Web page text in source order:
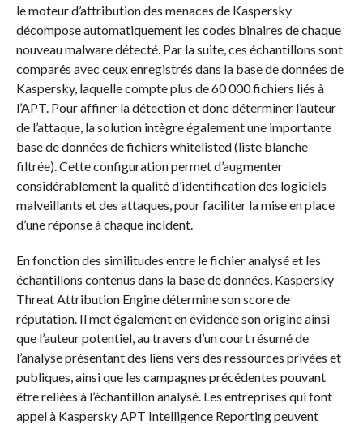
le moteur d’attribution des menaces de Kaspersky
décompose automatiquement les codes binaires de chaque
nouveau malware détecté. Par la suite, ces échantillons sont
comparés avec ceux enregistrés dans la base de données de
Kaspersky, laquelle compte plus de 60 000 fichiers liés à
l’APT. Pour affiner la détection et donc déterminer l’auteur
de l’attaque, la solution intègre également une importante
base de données de fichiers whitelisted (liste blanche
filtrée). Cette configuration permet d’augmenter
considérablement la qualité d’identification des logiciels
malveillants et des attaques, pour faciliter la mise en place
d’une réponse à chaque incident.
En fonction des similitudes entre le fichier analysé et les
échantillons contenus dans la base de données, Kaspersky
Threat Attribution Engine détermine son score de
réputation. Il met également en évidence son origine ainsi
que l’auteur potentiel, au travers d’un court résumé de
l’analyse présentant des liens vers des ressources privées et
publiques, ainsi que les campagnes précédentes pouvant
être reliées à l’échantillon analysé. Les entreprises qui font
appel à Kaspersky APT Intelligence Reporting peuvent